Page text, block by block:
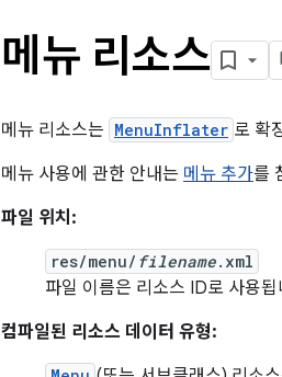
메뉴 리소스
메뉴 리소스는 MenuInflater 로 확
메뉴 사용에 관한 안내는 메뉴 추가를
파일 위치:
res/menu/ filename.xml
파일 이름은 리소스 ID로 사용됩
컴파일된 리소스 데이터 유형: